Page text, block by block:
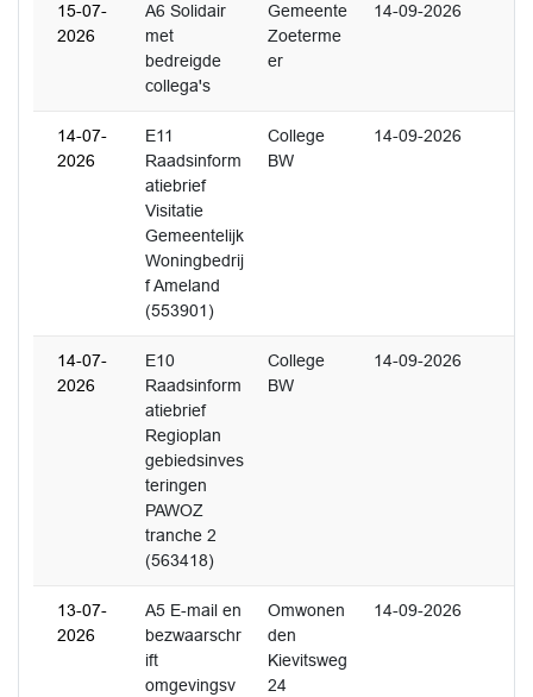
15-07-
2026
A6 Solidair
met
bedreigde
collega's
Gemeente
Zoeterme
er
14-09-2026
14-07-
2026
E11
Raadsinform
atiebrief
Visitatie
Gemeentelijk
Woningbedrij
f Ameland
(553901)
College
BW
14-09-2026
14-07-
2026
E10
Raadsinform
atiebrief
Regioplan
gebiedsinves
teringen
PAWOZ
tranche 2
(563418)
College
BW
14-09-2026
13-07-
2026
A5 E-mail en
bezwaarschr
ift
omgevingsv
Omwonen
den
Kievitsweg
24
14-09-2026